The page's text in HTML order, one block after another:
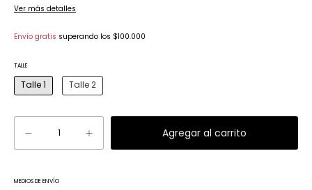
Ver más detalles
Envío gratis superando los $100.000
TALLE
Talle 1 Talle 2
Entregas para el CP:
MEDIOS DE ENVÍO